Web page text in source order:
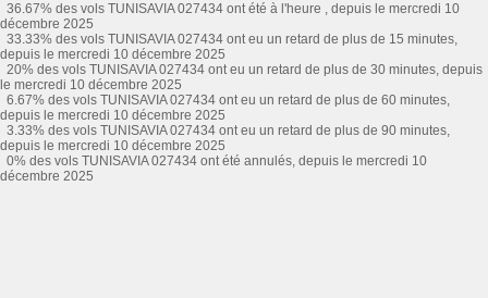
36.67% des vols TUNISAVIA 027434 ont été à l'heure , depuis le mercredi 10
décembre 2025
33.33% des vols TUNISAVIA 027434 ont eu un retard de plus de 15 minutes,
depuis le mercredi 10 décembre 2025
20% des vols TUNISAVIA 027434 ont eu un retard de plus de 30 minutes, depuis
le mercredi 10 décembre 2025
6.67% des vols TUNISAVIA 027434 ont eu un retard de plus de 60 minutes,
depuis le mercredi 10 décembre 2025
3.33% des vols TUNISAVIA 027434 ont eu un retard de plus de 90 minutes,
depuis le mercredi 10 décembre 2025
0% des vols TUNISAVIA 027434 ont été annulés, depuis le mercredi 10
décembre 2025